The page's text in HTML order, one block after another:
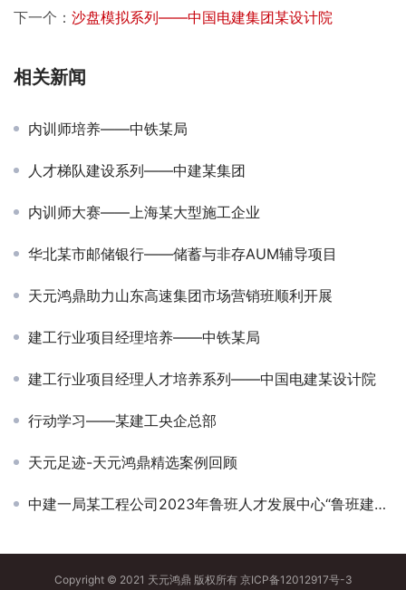
下一个： 沙盘模拟系列——中国电建集团某设计院
相关新闻
内训师培养——中铁某局
人才梯队建设系列——中建某集团
内训师大赛——上海某大型施工企业
华北某市邮储银行——储蓄与非存AUM辅导项目
天元鸿鼎助力山东高速集团市场营销班顺利开展
建工行业项目经理培养——中铁某局
建工行业项目经理人才培养系列——中国电建某设计院
行动学习——某建工央企总部
天元足迹-天元鸿鼎精选案例回顾
中建一局某工程公司2023年鲁班人才发展中心“鲁班建匠”讲师认证
Copyright © 2021 天元鸿鼎 版权所有 京ICP备12012917号-3